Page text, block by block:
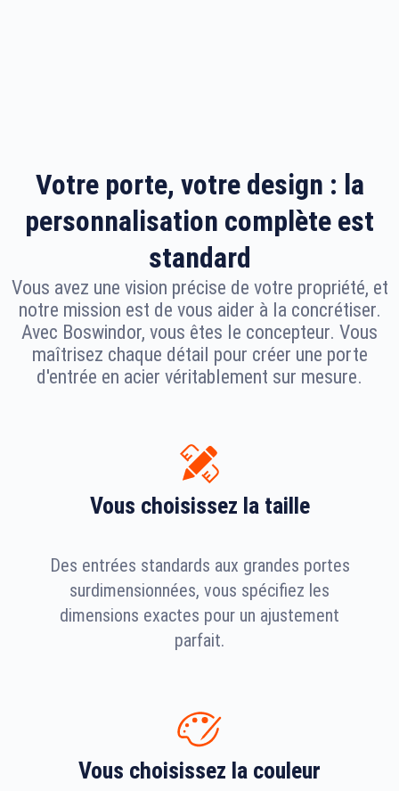
Votre porte, votre design : la
personnalisation complète est
standard
Vous avez une vision précise de votre propriété, et
notre mission est de vous aider à la concrétiser.
Avec Boswindor, vous êtes le concepteur. Vous
maîtrisez chaque détail pour créer une porte
d'entrée en acier véritablement sur mesure.
Vous choisissez la taille
Des entrées standards aux grandes portes
surdimensionnées, vous spécifiez les
dimensions exactes pour un ajustement
parfait.
Vous choisissez la couleur